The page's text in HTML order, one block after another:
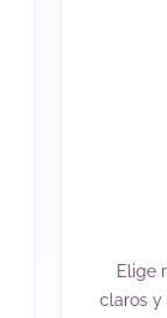
Elige
claros y